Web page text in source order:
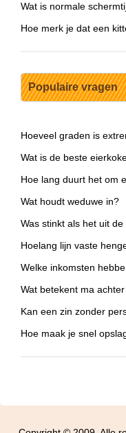
Wat is normale
Hoe merk je dat een
Populaire vragen
Hoeveel graden is
Wat is de beste
Hoe lang duurt het om
Wat houdt weduwe in?
Was stinkt als het uit
Hoelang lijn vaste
Welke inkomsten
Wat betekent ma
Kan een zin zonder
Hoe maak je snel